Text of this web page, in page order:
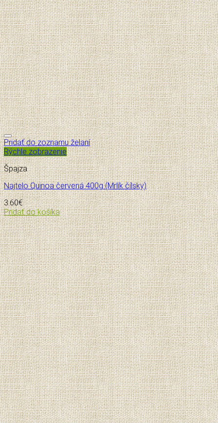
Pridať do zoznamu želaní
Rýchle zobrazenie
Špajza
Najtelo Quinoa červená 400g (Mrlík čílsky)
3.60€
Pridať do košíka